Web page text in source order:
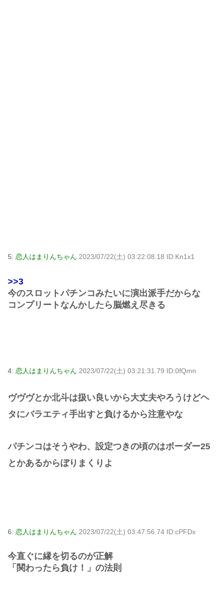
5: 恋人はまりんちゃん 2023/07/22(土) 03:22:08.18 ID:Kn1x1
>>3
今のスロットパチンコみたいに演出派手だからな
コンプリートなんかしたら脳燃え尽きる
4: 恋人はまりんちゃん 2023/07/22(土) 03:21:31.79 ID:0fQmn
ヴヴヴとか北斗は扱い良いから大丈夫やろうけどヘ
タにバラエティ手出すと負けるから注意やな
パチンコはそうやわ、設定つきの頃のはボーダー25
とかあるからぼりまくりよ
6: 恋人はまりんちゃん 2023/07/22(土) 03:47:56.74 ID:cPFDx
今直ぐに縁を切るのが正解
「関わったら負け！」の法則